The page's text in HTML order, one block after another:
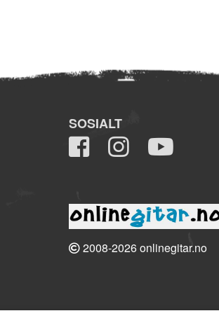
SOSIALT
2008-2026 onlinegitar.no